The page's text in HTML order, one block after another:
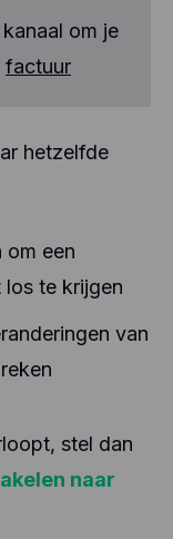
om je
factuur
hetzelfde
om een
los te krijgen
van
stel dan
naar